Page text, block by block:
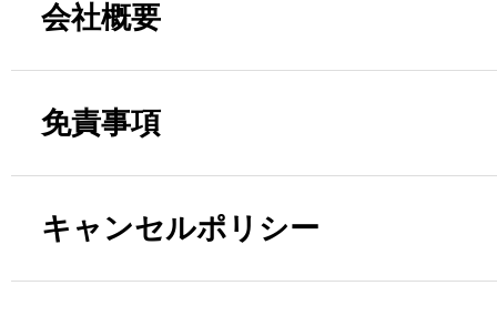
会社概要
免責事項
キャンセルポリシー